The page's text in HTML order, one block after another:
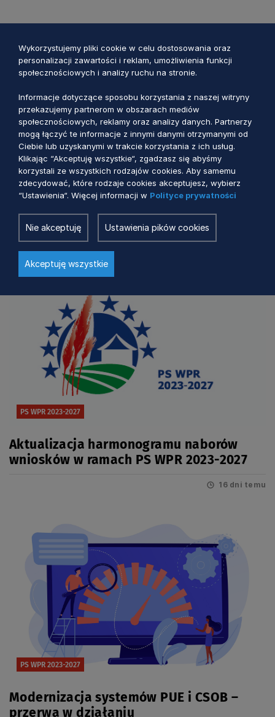
PS WPR 2023-2027
Nowa instrukcja wypełniania WOP dla
PS WPR 2023-2027
Aktualizacja harmonogramu naborów
wniosków w ramach PS WPR 2023-2027
16 dni temu
PS WPR 2023-2027
Modernizacja systemów PUE i CSOB –
przerwa w działaniu
Wykorzystujemy pliki cookie w celu dostosowania oraz
personalizacji zawartości i reklam, umożliwienia funkcji
społecznościowych i analizy ruchu na stronie.
Informacje dotyczące sposobu korzystania z naszej witryny
przekazujemy partnerom w obszarach mediów
społecznościowych, reklamy oraz analizy danych. Partnerzy
mogą łączyć te informacje z innymi danymi otrzymanymi od
Ciebie lub uzyskanymi w trakcie korzystania z ich usług.
Klikając “Akceptuję wszystkie“, zgadzasz się abyśmy
korzystali ze wszystkich rodzajów cookies. Aby samemu
zdecydować, które rodzaje cookies akceptujesz, wybierz
“Ustawienia“. Więcej informacji w Polityce prywatności
Nie akceptuję Ustawienia pików cookies
Akceptuję wszystkie